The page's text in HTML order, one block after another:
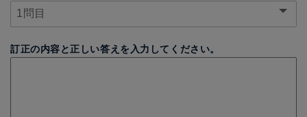
訂正の内容と正しい答えを入力してください。